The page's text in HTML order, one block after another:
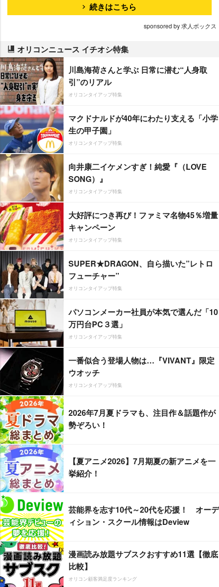
続きはこちら
sponsored by 求人ボックス
オリコンニュース イチオシ特集
川島海荷さんと学ぶ 日常に潜む“人身取
引”のリアル
オリコンタイアップ特集
マクドナルドが40年にわたり支える「小学
生の甲子園」
オリコンタイアップ特集
向井康二イケメンすぎ！純愛『（LOVE
SONG）』
オリコンタイアップ特集
大好評につき再び！ファミマ名物45％増量
キャンペーン
オリコンタイアップ特集
SUPER★DRAGON、自ら描いた”レトロ
フューチャー”
オリコンタイアップ特集
パソコンメーカー社員が本気で選んだ「10
万円台PC３選」
オリコンタイアップ特集
一番似合う登場人物は…『VIVANT』限定
ウオッチ
オリコンタイアップ特集
2026年7月夏ドラマも、注目作＆話題作が
勢ぞろい！
【夏アニメ2026】7月期夏の新アニメを一
挙紹介！
芸能界を志す10代～20代を応援！ オーデ
ィション・スクール情報はDeview
漫画読み放題サブスクおすすめ11選【徹底
比較】
オリコン顧客満足度ランキング